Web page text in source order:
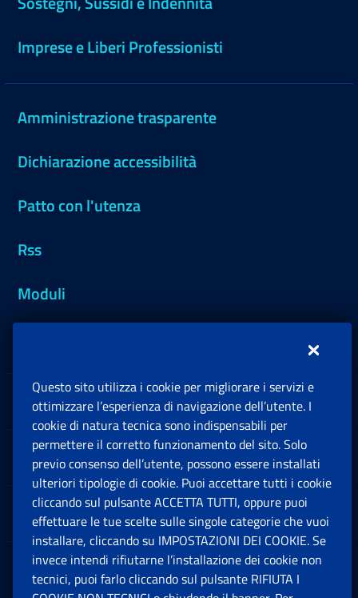
Imprese e Liberi Professionisti
Amministrazione trasparente
Dichiarazione accessibilità
Patto con l'utenza
Rss
Moduli
Sedi e Contatti
Software
Note Legali
App mobile
Questo sito utilizza i cookie per migliorare i servizi e
ottimizzare l’esperienza di navigazione dell’utente. I
cookie di natura tecnica sono indispensabili per
permettere il corretto funzionamento del sito. Solo
previo consenso dell’utente, possono essere installati
ulteriori tipologie di cookie. Puoi accettare tutti i cookie
cliccando sul pulsante ACCETTA TUTTI, oppure puoi
effettuare le tue scelte sulle singole categorie che vuoi
installare, cliccando su IMPOSTAZIONI DEI COOKIE. Se
invece intendi rifiutarne l’installazione dei cookie non
tecnici, puoi farlo cliccando sul pulsante RIFIUTA I